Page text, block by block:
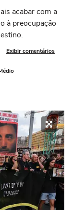
acabar com a
à preocupação
Exibir comentários